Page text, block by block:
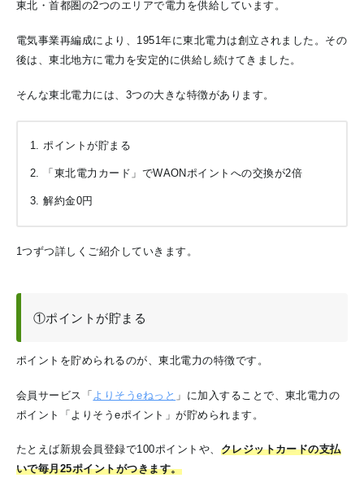
東北・首都圏の2つのエリアで電力を供給しています。
電気事業再編成により、1951年に東北電力は創立されました。その
後は、東北地方に電力を安定的に供給し続けてきました。
そんな東北電力には、3つの大きな特徴があります。
ポイントが貯まる
「東北電力カード」でWAONポイントへの交換が2倍
解約金0円
1つずつ詳しくご紹介していきます。
①ポイントが貯まる
ポイントを貯められるのが、東北電力の特徴です。
会員サービス「 よりそうeねっと 」に加入することで、東北電力の
ポイント「よりそうeポイント」が貯められます。
たとえば新規会員登録で100ポイントや、 クレジットカードの支払
いで毎月25ポイントがつきます。